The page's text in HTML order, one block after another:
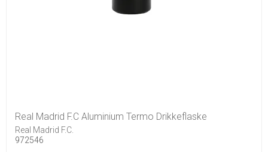
Real Madrid F.C Aluminium Termo Drikkeflaske
Real Madrid F.C.
972546